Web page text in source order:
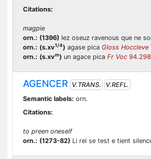
Citations:
magpie
orn.: (1396) lez oseuz ravenous que ne
orn.: (s.xv1/4) agase pica Gloss Hoccleve
orn.: (s.xvm) un agace pica Fr Voc 94.298
AGENCER V.TRANS.
V.REFL.
Semantic labels: orn.
Citations:
to preen oneself
orn.: (1273-82) Li rei se test e tient